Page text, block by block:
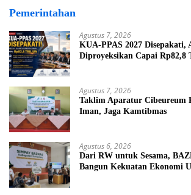
Pemerintahan
Agustus 7, 2026
KUA-PPAS 2027
Diproyeksikan Capai Rp82,8
Agustus 7, 2026
Taklim Aparatur Cibeureum
Iman, Jaga Kamtibmas
Agustus 6, 2026
Dari RW untuk Sesama,
Bangun Kekuatan Ekonomi